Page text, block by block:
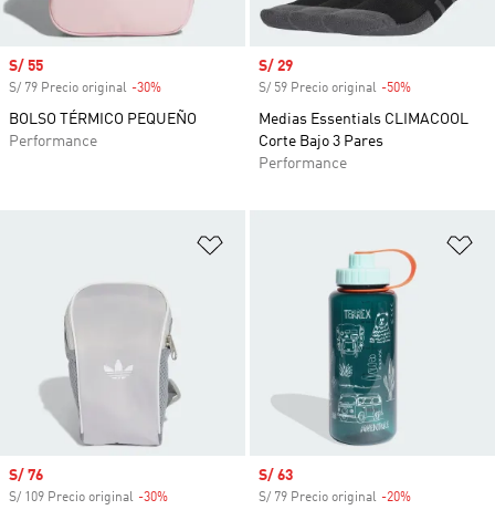
Precio de venta
S/ 55
S/ 79 Precio original -30%
BOLSO TÉRMICO PEQUEÑO
Performance
Precio de venta
S/ 29
S/ 59 Precio original -50%
Medias Essentials CLIMACOOL
Corte Bajo 3 Pares
Performance
Precio de venta
S/ 76
S/ 109 Precio original -30%
Precio de venta
S/ 63
S/ 79 Precio original -20%